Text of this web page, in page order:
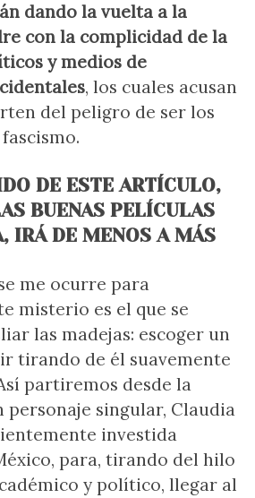
dando la vuelta a la
con la complicidad de la
y medios de
, los cuales acusan
del peligro de ser los
DE ESTE ARTÍCULO,
BUENAS PELÍCULAS
IRÁ DE MENOS A MÁS
me ocurre para
misterio es el que se
las madejas: escoger un
tirando de él suavemente
partiremos desde la
personaje singular, Claudia
investida
para, tirando del hilo
y político, llegar al